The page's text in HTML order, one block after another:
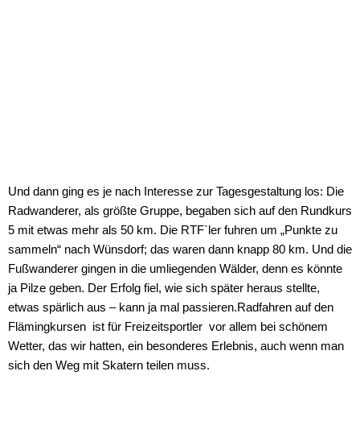
Und dann ging es je nach Interesse zur Tagesgestaltung los: Die
Radwanderer, als größte Gruppe, begaben sich auf den Rundkurs
5 mit etwas mehr als 50 km. Die RTF`ler fuhren um „Punkte zu
sammeln“ nach Wünsdorf; das waren dann knapp 80 km. Und die
Fußwanderer gingen in die umliegenden Wälder, denn es könnte
ja Pilze geben. Der Erfolg fiel, wie sich später heraus stellte,
etwas spärlich aus – kann ja mal passieren.Radfahren auf den
Flämingkursen ist für Freizeitsportler vor allem bei schönem
Wetter, das wir hatten, ein besonderes Erlebnis, auch wenn man
sich den Weg mit Skatern teilen muss.